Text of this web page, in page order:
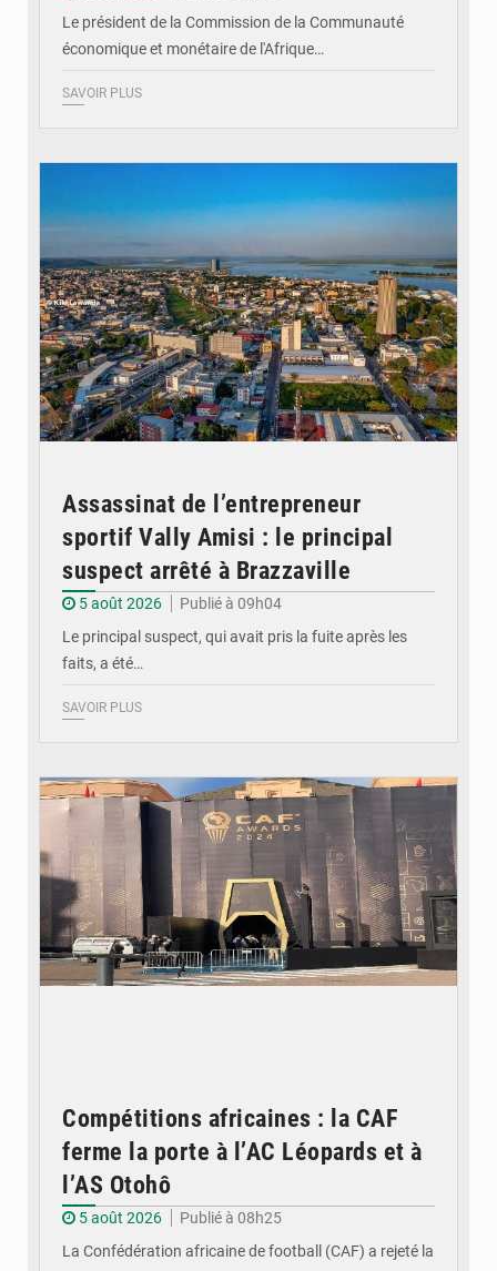
Le président de la Commission de la Communauté
économique et monétaire de l'Afrique…
SAVOIR PLUS
Assassinat de l’entrepreneur
sportif Vally Amisi : le principal
suspect arrêté à Brazzaville
5 août 2026
Publié à 09h04
Le principal suspect, qui avait pris la fuite après les
faits, a été…
SAVOIR PLUS
Compétitions africaines : la CAF
ferme la porte à l’AC Léopards et à
l’AS Otohô
5 août 2026
Publié à 08h25
La Confédération africaine de football (CAF) a rejeté la